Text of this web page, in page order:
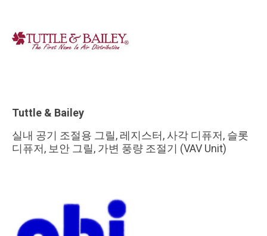
Tuttle & Bailey
실내 공기 조절용 그릴, 레지스터, 사각 디퓨저, 슬롯
디퓨저, 보안 그릴, 가변 풍량 조절기 (VAV Unit)